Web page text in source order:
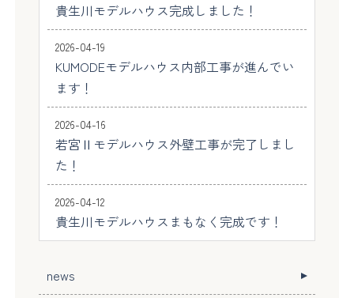
貴生川モデルハウス完成しました！
2026-04-19
KUMODEモデルハウス内部工事が進んでい
ます！
2026-04-16
若宮Ⅱモデルハウス外壁工事が完了しまし
た！
2026-04-12
貴生川モデルハウスまもなく完成です！
news